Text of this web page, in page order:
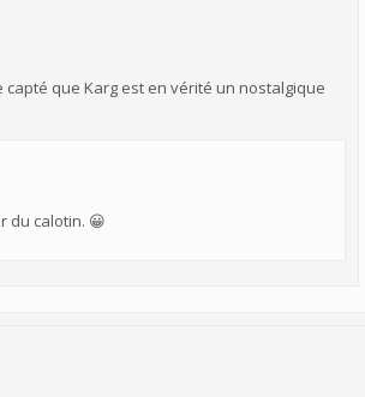
capté que Karg est en vérité un nostalgique
du calotin. 😀